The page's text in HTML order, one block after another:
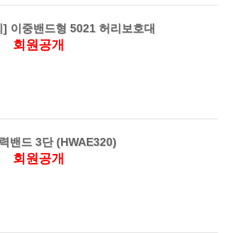
이중밴드형 5021 허리보호대
회원공개
밴드 3단 (HWAE320)
회원공개